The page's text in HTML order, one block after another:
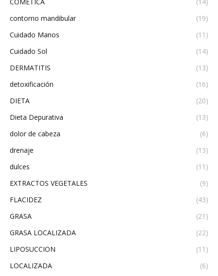
contorno mandibular
(19)
Cuidado Manos
(11)
Cuidado Sol
(14)
DERMATITIS
(13)
detoxificación
(16)
DIETA
(20)
Dieta Depurativa
(13)
dolor de cabeza
(6)
drenaje
(13)
dulces
(11)
EXTRACTOS VEGETALES
(9)
FLACIDEZ
(43)
GRASA
(21)
GRASA LOCALIZADA
(22)
LIPOSUCCION
(11)
LOCALIZADA
(6)